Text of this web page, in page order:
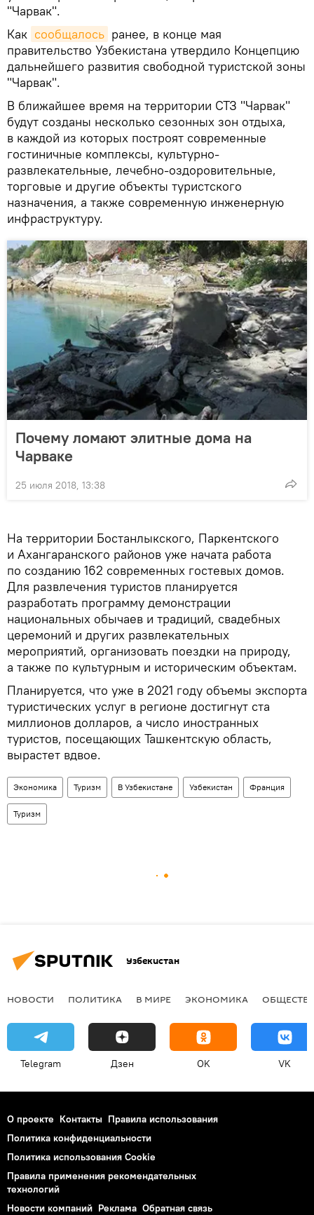
"Чарвак".
Как сообщалось ранее, в конце мая
правительство Узбекистана утвердило Концепцию
дальнейшего развития свободной туристской зоны
"Чарвак".
В ближайшее время на территории СТЗ "Чарвак"
будут созданы несколько сезонных зон отдыха,
в каждой из которых построят современные
гостиничные комплексы, культурно-
развлекательные, лечебно-оздоровительные,
торговые и другие объекты туристского
назначения, а также современную инженерную
инфраструктуру.
Почему ломают элитные дома на
Чарваке
25 июля 2018, 13:38
На территории Бостанлыкского, Паркентского
и Ахангаранского районов уже начата работа
по созданию 162 современных гостевых домов.
Для развлечения туристов планируется
разработать программу демонстрации
национальных обычаев и традиций, свадебных
церемоний и других развлекательных
мероприятий, организовать поездки на природу,
а также по культурным и историческим объектам.
Планируется, что уже в 2021 году объемы экспорта
туристических услуг в регионе достигнут ста
миллионов долларов, а число иностранных
туристов, посещающих Ташкентскую область,
вырастет вдвое.
Экономика Туризм В Узбекистане Узбекистан Франция
Туризм
Узбекистан
НОВОСТИ ПОЛИТИКА В МИРЕ ЭКОНОМИКА
Telegram Дзен OK VK
О проекте Контакты Правила использования
Политика конфиденциальности
Политика использования Cookie
Правила применения рекомендательных
технологий
Новости компаний Реклама Обратная связь